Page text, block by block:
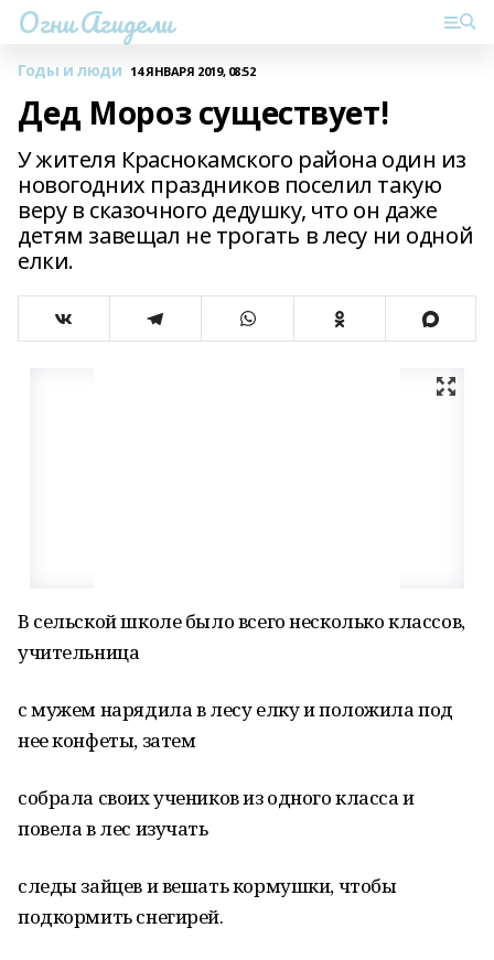
Огни Агидели
Годы и люди 14 ЯНВАРЯ 2019, 08:52
Дед Мороз существует!
У жителя Краснокамского района один из
новогодних праздников поселил такую
веру в сказочного дедушку, что он даже
детям завещал не трогать в лесу ни одной
елки.
В сельской школе было всего несколько классов,
учительница
с мужем нарядила в лесу елку и положила под
нее конфеты, затем
собрала своих учеников из одного класса и
повела в лес изучать
следы зайцев и вешать кормушки, чтобы
подкормить снегирей.